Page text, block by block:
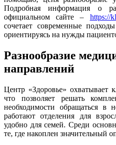
Подробная информация о
официальном сайте – https://
сочетает современные
ориентируясь на нужды
Разнообразие
направлений
Центр «Здоровье» охватывает
что позволяет решать
необходимости обращаться в
работают отделения для
удобно для семей. Среди
те, где накоплен значительный